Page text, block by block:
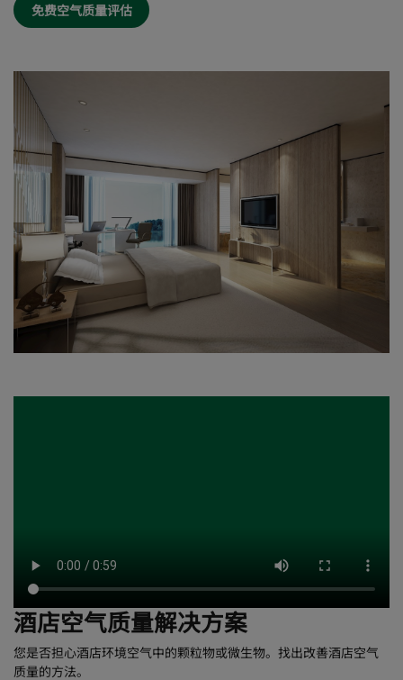
免费空气质量评估
酒店空气质量解决方案
您是否担心酒店环境空气中的颗粒物或微生物。找出改善酒店空气
质量的方法。